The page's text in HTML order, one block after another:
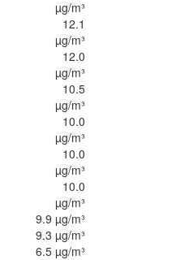
µg/m³
12.1
µg/m³
12.0
µg/m³
10.5
µg/m³
10.0
µg/m³
10.0
µg/m³
10.0
µg/m³
9.9 µg/m³
9.3 µg/m³
6.5 µg/m³